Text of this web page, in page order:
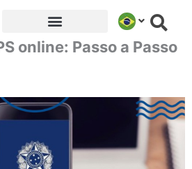
online: Passo a Passo